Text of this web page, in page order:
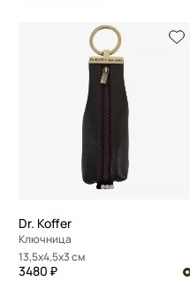
Dr. Koffer
Ключница
13,5x4,5x3 см
3480 ₽